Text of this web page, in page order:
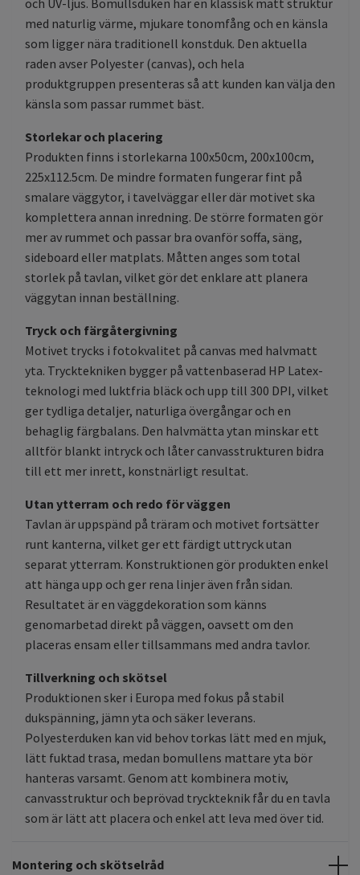
och UV-ljus. Bomullsduken har en klassisk matt struktur
med naturlig värme, mjukare tonomfång och en känsla
som ligger nära traditionell konstduk. Den aktuella
raden avser Polyester (canvas), och hela
produktgruppen presenteras så att kunden kan välja den
känsla som passar rummet bäst.
Storlekar och placering
Produkten finns i storlekarna 100x50cm, 200x100cm,
225x112.5cm. De mindre formaten fungerar fint på
smalare väggytor, i tavelväggar eller där motivet ska
komplettera annan inredning. De större formaten gör
mer av rummet och passar bra ovanför soffa, säng,
sideboard eller matplats. Måtten anges som total
storlek på tavlan, vilket gör det enklare att planera
väggytan innan beställning.
Tryck och färgåtergivning
Motivet trycks i fotokvalitet på canvas med halvmatt
yta. Trycktekniken bygger på vattenbaserad HP Latex-
teknologi med luktfria bläck och upp till 300 DPI, vilket
ger tydliga detaljer, naturliga övergångar och en
behaglig färgbalans. Den halvmätta ytan minskar ett
alltför blankt intryck och låter canvasstrukturen bidra
till ett mer inrett, konstnärligt resultat.
Utan ytterram och redo för väggen
Tavlan är uppspänd på träram och motivet fortsätter
runt kanterna, vilket ger ett färdigt uttryck utan
separat ytterram. Konstruktionen gör produkten enkel
att hänga upp och ger rena linjer även från sidan.
Resultatet är en väggdekoration som känns
genomarbetad direkt på väggen, oavsett om den
placeras ensam eller tillsammans med andra tavlor.
Tillverkning och skötsel
Produktionen sker i Europa med fokus på stabil
dukspänning, jämn yta och säker leverans.
Polyesterduken kan vid behov torkas lätt med en mjuk,
lätt fuktad trasa, medan bomullens mattare yta bör
hanteras varsamt. Genom att kombinera motiv,
canvasstruktur och beprövad tryckteknik får du en tavla
som är lätt att placera och enkel att leva med över tid.
Montering och skötselråd